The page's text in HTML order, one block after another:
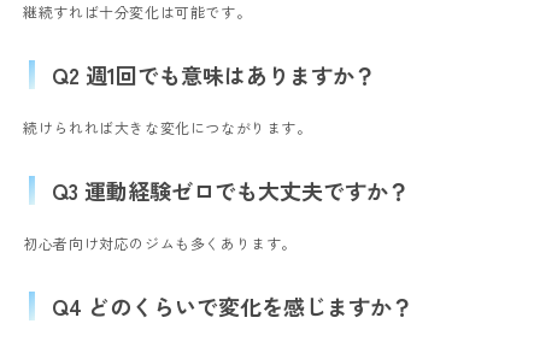
継続すれば十分変化は可能です。
Q2 週1回でも意味はありますか？
続けられれば大きな変化につながります。
Q3 運動経験ゼロでも大丈夫ですか？
初心者向け対応のジムも多くあります。
Q4 どのくらいで変化を感じますか？